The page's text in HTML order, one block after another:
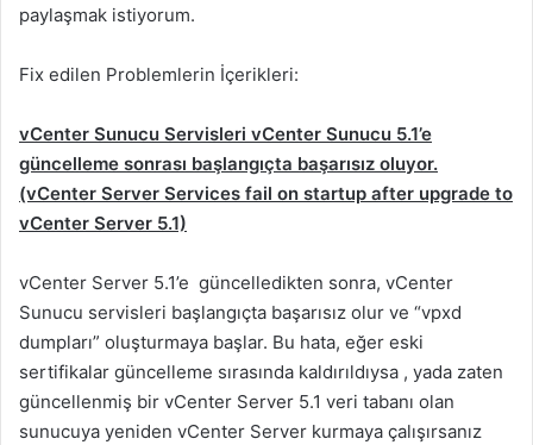
a
ö
d
e
r
m
k
paylaşmak istiyorum.
Fix edilen Problemlerin İçerikleri:
vCenter Sunucu Servisleri vCenter Sunucu 5.1’e
güncelleme sonrası başlangıçta başarısız oluyor.
(vCenter Server Services fail on startup after upgrade to
vCenter Server 5.1)
vCenter Server 5.1’e güncelledikten sonra, vCenter
Sunucu servisleri başlangıçta başarısız olur ve “vpxd
dumpları” oluşturmaya başlar. Bu hata, eğer eski
sertifikalar güncelleme sırasında kaldırıldıysa , yada zaten
güncellenmiş bir vCenter Server 5.1 veri tabanı olan
sunucuya yeniden vCenter Server kurmaya çalışırsanız